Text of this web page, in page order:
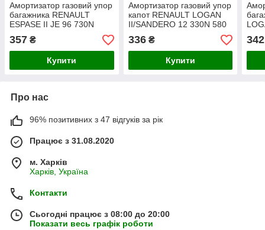
Амортизатор газовий упор
багажника RENAULT
ESPASE II JE 96 730N
56cm
357 ₴
Купити
Амортизатор газовий упор
капот RENAULT LOGAN
II/SANDERO 12 330N 580
mm
336₴
Купити
555
342
Про нас
96% позитивних з 47 відгуків за рік
Працює з 31.08.2020
м. Харків
Харків, Україна
Контакти
Сьогодні працює з 08:00 до 20:00
Показати весь графік роботи